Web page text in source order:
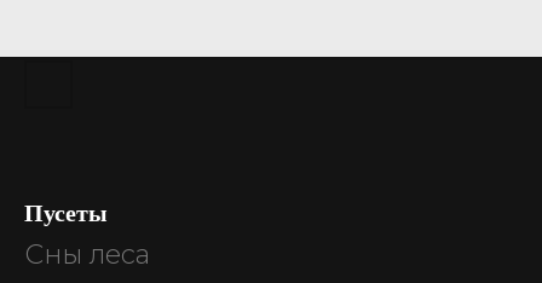
Пусеты
Сны леса